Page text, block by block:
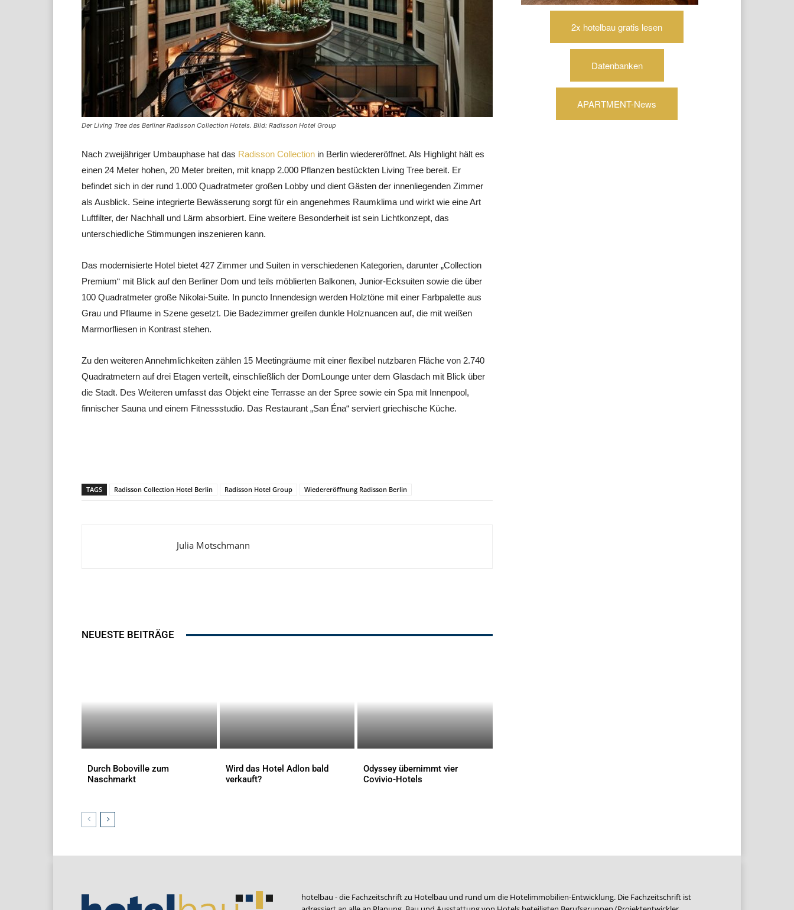
Der Living Tree des Berliner Radisson Collection Hotels. Bild: Radisson Hotel Group
Nach zweijähriger Umbauphase hat das Radisson Collection in Berlin wiedereröffnet. Als Highlight hält es
einen 24 Meter hohen, 20 Meter breiten, mit knapp 2.000 Pflanzen bestückten Living Tree bereit. Er
befindet sich in der rund 1.000 Quadratmeter großen Lobby und dient Gästen der innenliegenden Zimmer
als Ausblick. Seine integrierte Bewässerung sorgt für ein angenehmes Raumklima und wirkt wie eine Art
Luftfilter, der Nachhall und Lärm absorbiert. Eine weitere Besonderheit ist sein Lichtkonzept, das
unterschiedliche Stimmungen inszenieren kann.
Das modernisierte Hotel bietet 427 Zimmer und Suiten in verschiedenen Kategorien, darunter „Collection
Premium“ mit Blick auf den Berliner Dom und teils möblierten Balkonen, Junior-Ecksuiten sowie die über
100 Quadratmeter große Nikolai-Suite. In puncto Innendesign werden Holztöne mit einer Farbpalette aus
Grau und Pflaume in Szene gesetzt. Die Badezimmer greifen dunkle Holznuancen auf, die mit weißen
Marmorfliesen in Kontrast stehen.
Zu den weiteren Annehmlichkeiten zählen 15 Meetingräume mit einer flexibel nutzbaren Fläche von 2.740
Quadratmetern auf drei Etagen verteilt, einschließlich der DomLounge unter dem Glasdach mit Blick über
die Stadt. Des Weiteren umfasst das Objekt eine Terrasse an der Spree sowie ein Spa mit Innenpool,
finnischer Sauna und einem Fitnessstudio. Das Restaurant „San Éna“ serviert griechische Küche.
TAGS Radisson Collection Hotel Berlin Radisson Hotel Group Wiedereröffnung Radisson Berlin
Julia Motschmann
NEUESTE BEITRÄGE
Durch Boboville zum
Naschmarkt
Wird das Hotel Adlon bald
verkauft?
Odyssey übernimmt vier
Covivio-Hotels
2x hotelbau gratis lesen
Datenbanken
APARTMENT-News
hotelbau - die Fachzeitschrift zu Hotelbau und rund um die Hotelimmobilien-Entwicklung. Die Fachzeitschrift ist